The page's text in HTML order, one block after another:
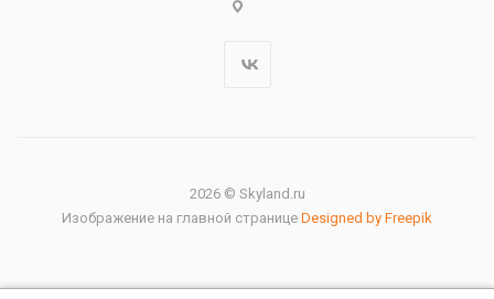
2026 © Skyland.ru
Изображение на главной странице Designed by Freepik